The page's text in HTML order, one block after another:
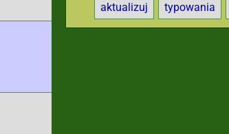
aktualizuj typowania